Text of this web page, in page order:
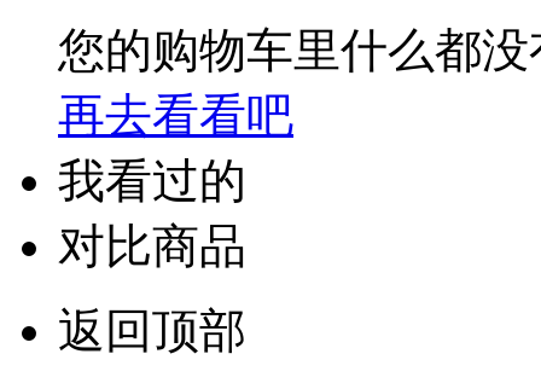
您的购物车里什么都没
再去看看吧
我看过的
对比商品
返回顶部